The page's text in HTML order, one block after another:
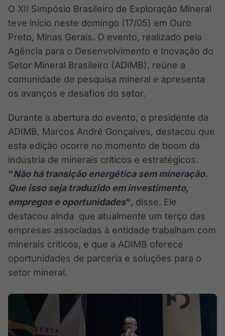
O XII Simpósio Brasileiro de Exploração Mineral
teve início neste domingo (17/05) em Ouro
Preto, Minas Gerais. O evento, realizado pela
Agência para o Desenvolvimento e Inovação do
Setor Mineral Brasileiro (ADIMB), reúne a
comunidade de pesquisa mineral e apresenta
os avanços e desafios do setor.
Durante a abertura do evento, o presidente da
ADIMB, Marcos André Gonçalves, destacou que
esta edição ocorre no momento de boom da
indústria de minerais críticos e estratégicos.
“Não há transição energética sem mineração.
Que isso seja traduzido em investimento,
empregos e oportunidades“, disse. Ele
destacou ainda que atualmente um terço das
empresas associadas à entidade trabalham com
minerais críticos, e que a ADIMB oferece
oportunidades de parceria e soluções para o
setor mineral.